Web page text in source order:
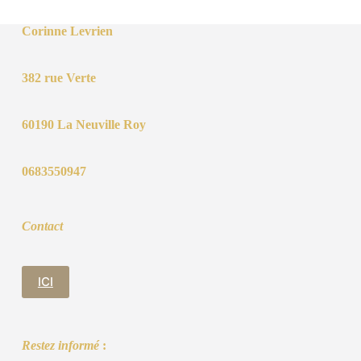
Corinne Levrien
382 rue Verte
60190 La Neuville Roy
0683550947
Contact
ICI
Restez informé: